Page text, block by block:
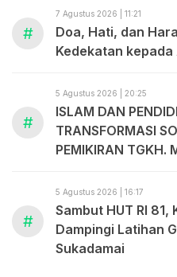
#
7 Agustus 2026 | 11:21
Doa, Hati, dan
Kedekatan kepada
#
5 Agustus 2026 | 20:25
ISLAM DAN
TRANSFORMASI
PEMIKIRAN TGKH.
#
5 Agustus 2026 | 16:17
Sambut HUT RI 81,
Dampingi Latihan
Sukadamai